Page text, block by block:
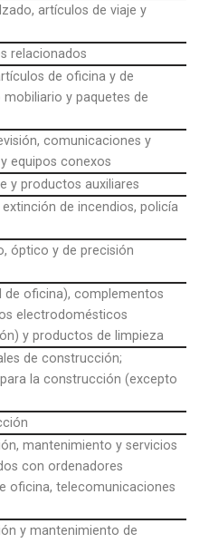
artículos de viaje y
relacionados
de oficina y de
y paquetes de
comunicaciones y
equipos conexos
y productos auxiliares
de incendios, policía
óptico y de precisión
de oficina), complementos
electrodomésticos
y productos de limpieza
de construcción;
la construcción (excepto
mantenimiento y servicios
con ordenadores
oficina, telecomunicaciones
y mantenimiento de